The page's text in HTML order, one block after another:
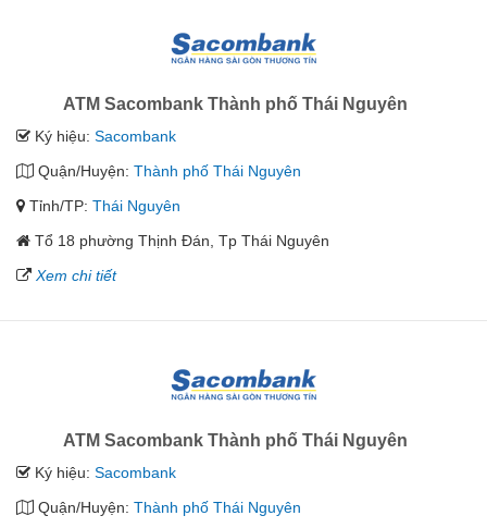
ATM Sacombank Thành phố Thái Nguyên
Ký hiệu: Sacombank
Quận/Huyện: Thành phố Thái Nguyên
Tỉnh/TP: Thái Nguyên
Tổ 18 phường Thịnh Đán, Tp Thái Nguyên
Xem chi tiết
ATM Sacombank Thành phố Thái Nguyên
Ký hiệu: Sacombank
Quận/Huyện: Thành phố Thái Nguyên